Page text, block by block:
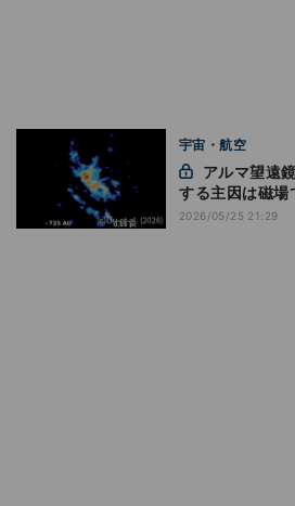
宇宙・航空
する主因は磁場
2026/05/25 21:29